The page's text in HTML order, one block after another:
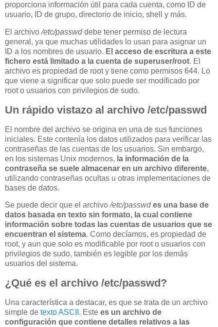
proporciona información útil para cada cuenta, como ID de
usuario, ID de grupo, directorio de inicio, shell y más.
El archivo/etc/passwddebe tener permiso de lectura
general, ya que muchas utilidades lo usan para asignar un
ID a los nombres de usuario. El acceso de escritura a este
fichero está limitado a la cuenta de superuser/root. El
archivo es propiedad de root y tiene como permisos 644. Lo
que viene a significar que solo puede ser modificado por
root o usuarios con privilegios de sudo.
Un rápido vistazo al archivo /etc/passwd
El nombre del archivo se origina en una de sus funciones
iniciales. Este contenía los datos utilizados para verificar las
contraseñas de las cuentas de los usuarios. Sin embargo,
en los sistemas Unix modernos, la información de la
contraseña se suele almacenar en un archivo diferente,
utilizando contraseñas ocultas u otras implementaciones de
bases de datos.
Se puede decir que el archivo/etc/passwdes una base de
datos basada en texto sin formato, la cual contiene
información sobre todas las cuentas de usuarios que se
encuentran el sistema. Como decíamos, es propiedad de
root, y aun que solo es modificable por root o usuarios con
privilegios de sudo, también es legible por los demás
usuarios del sistema.
¿Qué es el archivo /etc/passwd?
Una característica a destacar, es que se trata de un archivo
simple de texto ASCII . Este es un archivo de
configuración que contiene detalles relativos a las